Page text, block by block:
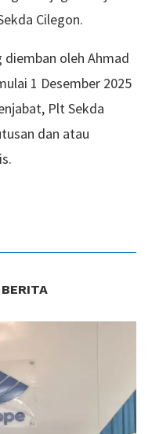
Cilegon.
oleh Ahmad
1 Desember 2025
Plt Sekda
dan atau